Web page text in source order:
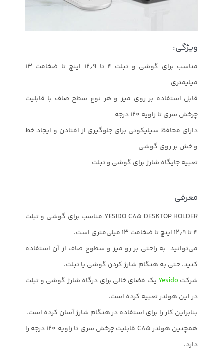
ویژگی:
مناسب برای گوشی و تبلت ۴ تا ۱۲٫۹ اینچ تا ضخامت ۱۳
میلیمتری
قابل استفاده بر روی میز و هر نوع سطح صاف با قابلیت
چرخش سری تا زاویه ۱۲۰ درجه
دارای محافظ سیلیکونی برای جلوگیری از افتادن و ایجاد خط
و خش بر روی گوشی
تعبیه جایگاه شارژ برای گوشی و تبلت
معرفی
YESIDO C85 DESKTOP HOLDER،مناسب برای گوشی و تبلت
۴ تا ۱۲٫۹ اینچ تا ضخامت ۱۳ میلی‌متری است.
می‌توانید به راحتی بر رو میز و سطوح صاف از آن استفاده
کنید. حتی به هنگام شارژ کردن گوشی یا تبلت.
شرکت Yesido یک فضای خالی برای درگاه شارژ گوشی و تبلت
در این هولدر تعبیه کرده است.
بنابراین کار را برای استفاده در هنگام شارژ آسان کرده است.
همچنین هولدر C85 قابلیت چرخش سری تا زاویه ۱۲۰ درجه را
دارد.